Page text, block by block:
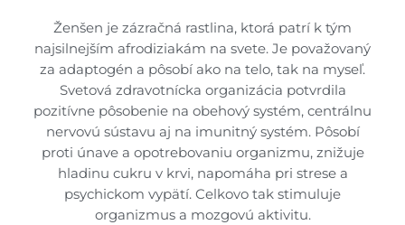
Ženšen je zázračná rastlina, ktorá patrí k tým
najsilnejším afrodiziakám na svete. Je považovaný
za adaptogén a pôsobí ako na telo, tak na myseľ.
Svetová zdravotnícka organizácia potvrdila
pozitívne pôsobenie na obehový systém, centrálnu
nervovú sústavu aj na imunitný systém. Pôsobí
proti únave a opotrebovaniu organizmu, znižuje
hladinu cukru v krvi, napomáha pri strese a
psychickom vypätí. Celkovo tak stimuluje
organizmus a mozgovú aktivitu.